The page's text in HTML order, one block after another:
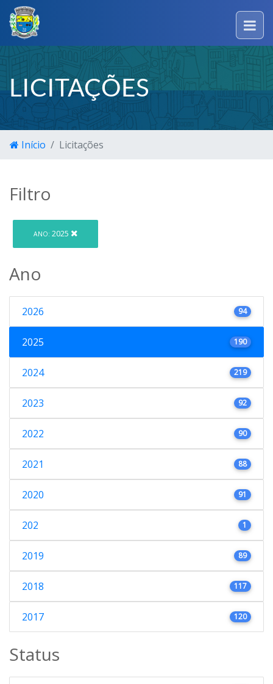
LICITAÇÕES
Início Licitações
Filtro
ANO: 2025
Ano
2026 94
2025 190
2024 219
2023 92
2022 90
2021 88
2020 91
202 1
2019 89
2018 117
2017 120
Status